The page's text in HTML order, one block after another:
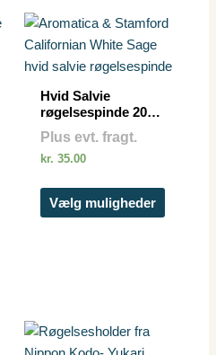
Hvid Salvie
røgelsespinde 20
stk.
Plus evt. fragt.
kr. 35.00
Vælg muligheder
Dette
har